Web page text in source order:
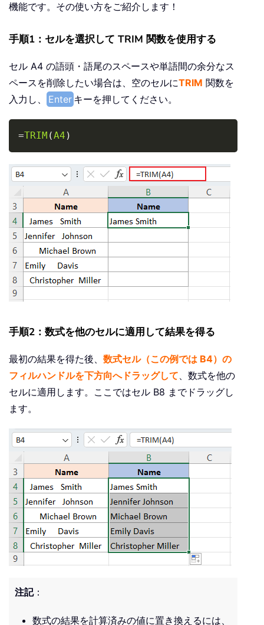
機能です。その使い方をご紹介します！
手順1：セルを選択して TRIM 関数を使用する
セル A4 の語頭・語尾のスペースや単語間の余分なス
ペースを削除したい場合は、空のセルにTRIM 関数を
入力し、
Enter キーを押してください。
=TRIM (A4 )
手順2：数式を他のセルに適用して結果を得る
最初の結果を得た後、 数式セル（この例では B4）の
フィルハンドルを下方向へドラッグして、数式を他の
セルに適用します。ここではセル B8 までドラッグし
ます。
注記：
数式の結果を計算済みの値に置き換えるには、